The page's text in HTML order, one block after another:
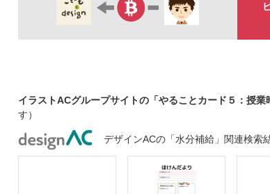
イラストACグループサイトの「やることカード５：授
す）
デザインACの「水分補給」関連検索